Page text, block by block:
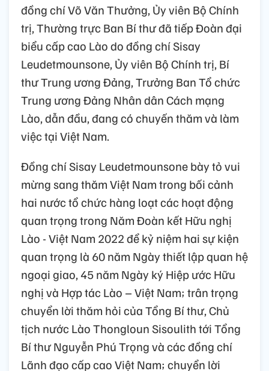
đồng chí Võ Văn Thưởng, Ủy viên Bộ Chính
trị, Thường trực Ban Bí thư đã tiếp Đoàn đại
biểu cấp cao Lào do đồng chí Sisay
Leudetmounsone, Ủy viên Bộ Chính trị, Bí
thư Trung ương Đảng, Trưởng Ban Tổ chức
Trung ương Đảng Nhân dân Cách mạng
Lào, dẫn đầu, đang có chuyến thăm và làm
việc tại Việt Nam.
Đồng chí Sisay Leudetmounsone bày tỏ vui
mừng sang thăm Việt Nam trong bối cảnh
hai nước tổ chức hàng loạt các hoạt động
quan trọng trong Năm Đoàn kết Hữu nghị
Lào - Việt Nam 2022 để kỷ niệm hai sự kiện
quan trọng là 60 năm Ngày thiết lập quan hệ
ngoại giao, 45 năm Ngày ký Hiệp ước Hữu
nghị và Hợp tác Lào – Việt Nam; trân trọng
chuyển lời thăm hỏi của Tổng Bí thư, Chủ
tịch nước Lào Thongloun Sisoulith tới Tổng
Bí thư Nguyễn Phú Trọng và các đồng chí
Lãnh đạo cấp cao Việt Nam; chuyển lời